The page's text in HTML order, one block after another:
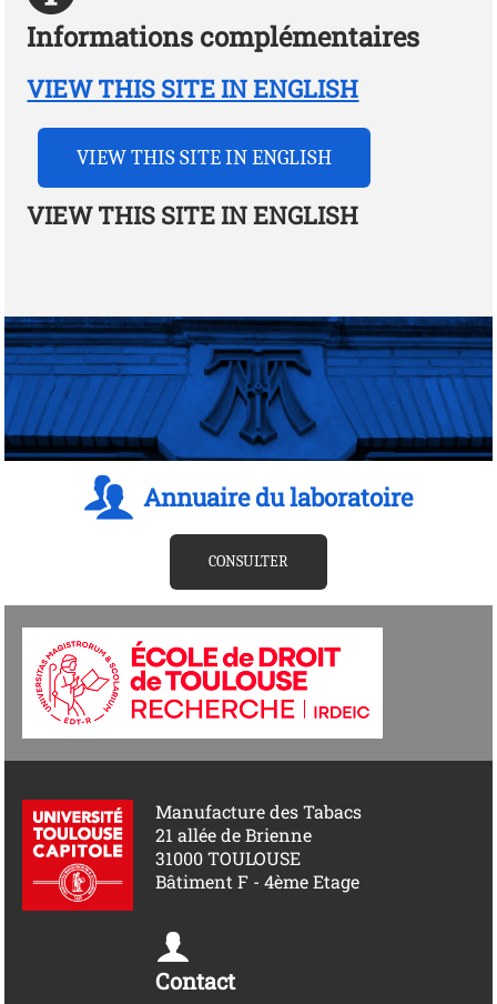
Informations complémentaires
VIEW THIS SITE IN ENGLISH
VIEW THIS SITE IN ENGLISH
VIEW THIS SITE IN ENGLISH
Annuaire du laboratoire
CONSULTER
Manufacture des Tabacs
21 allée de Brienne
31000 TOULOUSE
Bâtiment F - 4ème Etage
Contact